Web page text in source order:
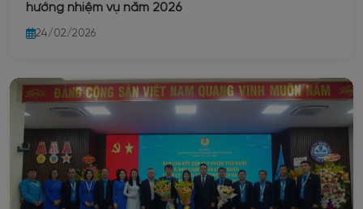
hướng nhiệm vụ năm 2026
24/02/2026